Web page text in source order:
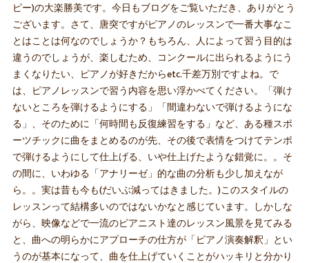
ピー)の大楽勝美です。今日もブログをご覧いただき、ありがとう
ございます。さて、唐突ですがピアノのレッスンで一番大事なこ
とはことは何なのでしょうか？もちろん、人によって習う目的は
違うのでしょうが、楽しむため、コンクールに出られるようにう
まくなりたい、ピアノが好きだからetc.千差万別ですよね。で
は、ピアノレッスンで習う内容を思い浮かべてください。「弾け
ないところを弾けるようにする」「間違わないで弾けるようにな
る」、そのために「何時間も反復練習をする」など、ある種スポ
ーツチックに曲をまとめるのが先、その後で表情をつけてテンポ
で弾けるようにして仕上げる、いや仕上げたような錯覚に。。そ
の間に、いわゆる「アナリーゼ」的な曲の分析も少し加えなが
ら。。実は昔も今も(だいぶ減ってはきました。)このスタイルの
レッスンって結構多いのではないかなと感じています。しかしな
がら、映像などで一流のピアニスト達のレッスン風景を見てみる
と、曲への明らかにアプローチの仕方が「ピアノ演奏解釈」とい
うのが基本になって、曲を仕上げていくことがハッキリと分かり